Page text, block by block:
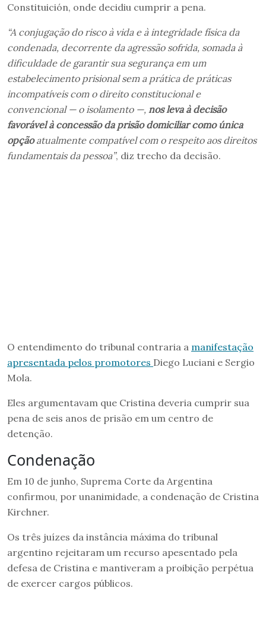
Constituición, onde decidiu cumprir a pena.
“A conjugação do risco à vida e à integridade física da
condenada, decorrente da agressão sofrida, somada à
dificuldade de garantir sua segurança em um
estabelecimento prisional sem a prática de práticas
incompatíveis com o direito constitucional e
convencional — o isolamento —, nos leva à decisão
favorável à concessão da prisão domiciliar como única
opçãoatualmente compatível com o respeito aos direitos
fundamentais da pessoa”, diz trecho da decisão.
O entendimento do tribunal contraria a manifestação
apresentada pelos promotores Diego Luciani e Sergio
Mola.
Eles argumentavam que Cristina deveria cumprir sua
pena de seis anos de prisão em um centro de
detenção.
Condenação
Em 10 de junho, Suprema Corte da Argentina
confirmou, por unanimidade, a condenação de Cristina
Kirchner.
Os três juízes da instância máxima do tribunal
argentino rejeitaram um recurso apesentado pela
defesa de Cristina e mantiveram a proibição perpétua
de exercer cargos públicos.